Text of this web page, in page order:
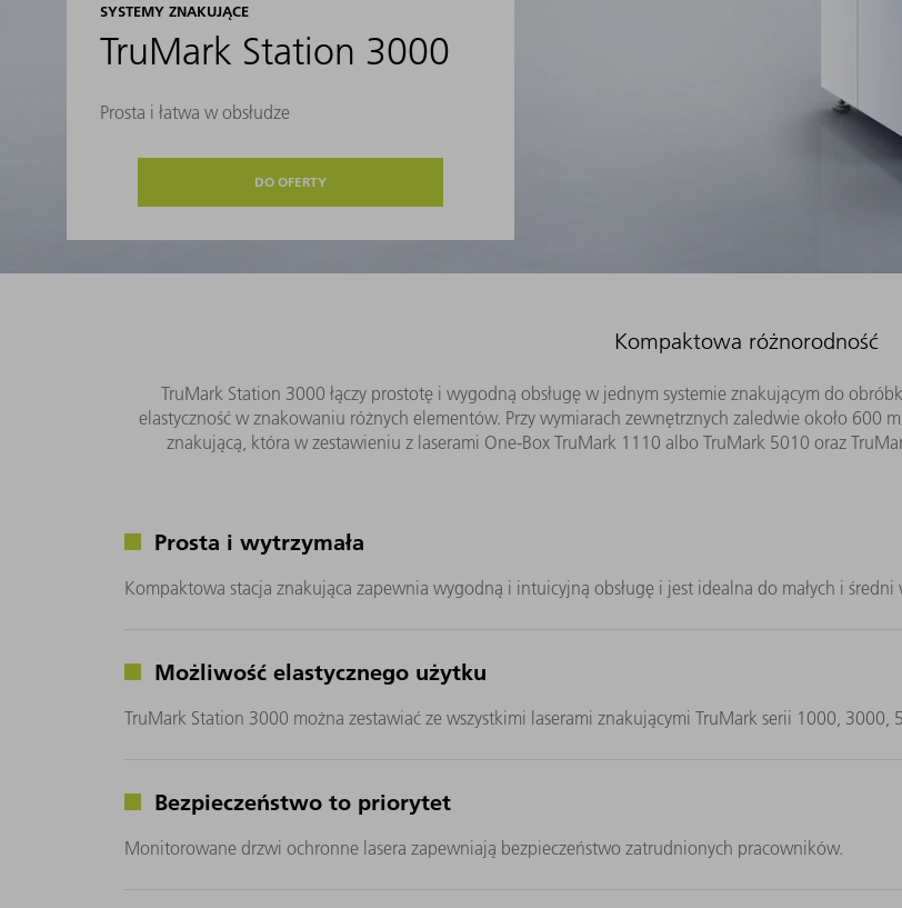
SYSTEMY ZNAKUJĄCE
TruMark Station 3000
Prosta i łatwa w obsłudze
DO OFERTY
Kompaktowa różnorodność
TruMark Station 3000 łączy prostotę i wygodną obsługę w jednym systemie znakującym do
elastyczność w znakowaniu różnych elementów. Przy wymiarach zewnętrznych zaledwie około
znakującą, która w zestawieniu z laserami One-Box TruMark 1110 albo TruMark 5010 oraz
Prosta i wytrzymała
Kompaktowa stacja znakująca zapewnia wygodną i intuicyjną obsługę i jest idealna do małych i
Możliwość elastycznego użytku
TruMark Station 3000 można zestawiać ze wszystkimi laserami znakującymi TruMark serii 1000, 3000,
Bezpieczeństwo to priorytet
Monitorowane drzwi ochronne lasera zapewniają bezpieczeństwo zatrudnionych pracowników.